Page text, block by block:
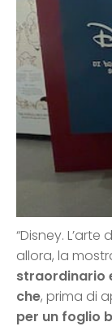
“Disney.
allora, la
straordinario
che, prima di
per un foglio